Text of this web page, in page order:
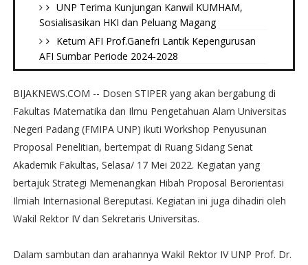
UNP Terima Kunjungan Kanwil KUMHAM,
Sosialisasikan HKI dan Peluang Magang
Ketum AFI Prof.Ganefri Lantik Kepengurusan
AFI Sumbar Periode 2024-2028
BIJAKNEWS.COM -- Dosen STIPER yang akan bergabung di
Fakultas Matematika dan Ilmu Pengetahuan Alam Universitas
Negeri Padang (FMIPA UNP) ikuti Workshop Penyusunan
Proposal Penelitian, bertempat di Ruang Sidang Senat
Akademik Fakultas, Selasa/ 17 Mei 2022. Kegiatan yang
bertajuk Strategi Memenangkan Hibah Proposal Berorientasi
Ilmiah Internasional Bereputasi. Kegiatan ini juga dihadiri oleh
Wakil Rektor IV dan Sekretaris Universitas.
Dalam sambutan dan arahannya Wakil Rektor IV UNP Prof. Dr.